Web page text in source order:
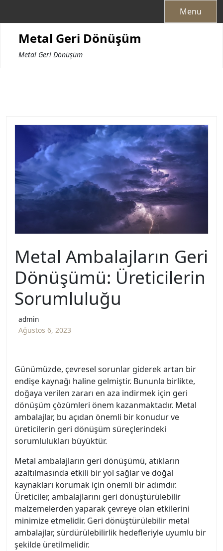
Menu
Metal Geri Dönüşüm
Metal Geri Dönüşüm
Metal Ambalajların Geri
Dönüşümü: Üreticilerin
Sorumluluğu
admin
Ağustos 6, 2023
Günümüzde, çevresel sorunlar giderek artan bir
endişe kaynağı haline gelmiştir. Bununla birlikte,
doğaya verilen zararı en aza indirmek için geri
dönüşüm çözümleri önem kazanmaktadır. Metal
ambalajlar, bu açıdan önemli bir konudur ve
üreticilerin geri dönüşüm süreçlerindeki
sorumlulukları büyüktür.
Metal ambalajların geri dönüşümü, atıkların
azaltılmasında etkili bir yol sağlar ve doğal
kaynakları korumak için önemli bir adımdır.
Üreticiler, ambalajlarını geri dönüştürülebilir
malzemelerden yaparak çevreye olan etkilerini
minimize etmelidir. Geri dönüştürülebilir metal
ambalajlar, sürdürülebilirlik hedefleriyle uyumlu bir
şekilde üretilmelidir.